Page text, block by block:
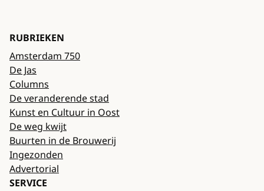
RUBRIEKEN
Amsterdam 750
De Jas
Columns
De veranderende stad
Kunst en Cultuur in Oost
De weg kwijt
Buurten in de Brouwerij
Ingezonden
Advertorial
SERVICE